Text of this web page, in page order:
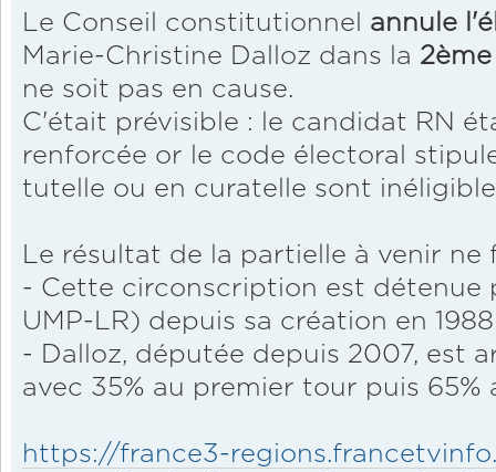
Le Conseil constitutionnel annule
Marie-Christine Dalloz dans la
ne soit pas en cause.
C'était prévisible : le candidat RN
renforcée or le code électoral
tutelle ou en curatelle sont
Le résultat de la partielle à venir
- Cette circonscription est détenue
UMP-LR) depuis sa création en 1988
- Dalloz, députée depuis 2007, est
avec 35% au premier tour puis 65%
https://france3-